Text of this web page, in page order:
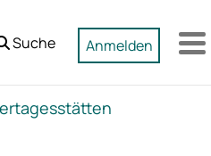
Suche Anmelden